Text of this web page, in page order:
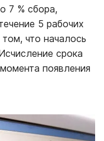
7 % сбора,
5 рабочих
что началось
срока
появления